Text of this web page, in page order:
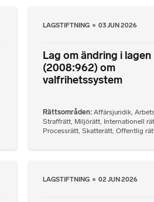
LAGSTIFTNING 03 JUN 2026
Lag om ändring i lagen
(2008:962) om
valfrihetssystem
Rättsområden Affärsjuridik
Straffrätt Miljörätt Internationell
Processrätt Skatterätt Offentlig
LAGSTIFTNING 02 JUN 2026